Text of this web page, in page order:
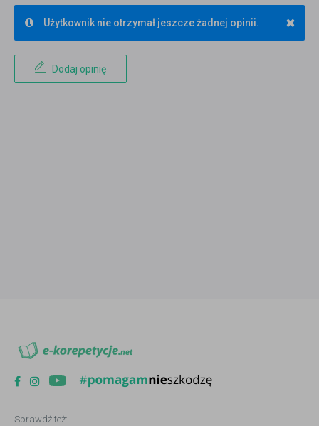
×
Użytkownik nie otrzymał jeszcze żadnej opinii.
Dodaj opinię
Sprawdź też: